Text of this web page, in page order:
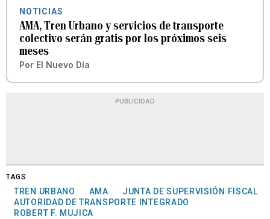
NOTICIAS
AMA, Tren Urbano y servicios de transporte
colectivo serán gratis por los próximos seis
meses
Por El Nuevo Día
PUBLICIDAD
TAGS
TREN URBANO AMA
JUNTA DE SUPERVISIÓN FISCAL
AUTORIDAD DE TRANSPORTE INTEGRADO
ROBERT F. MUJICA